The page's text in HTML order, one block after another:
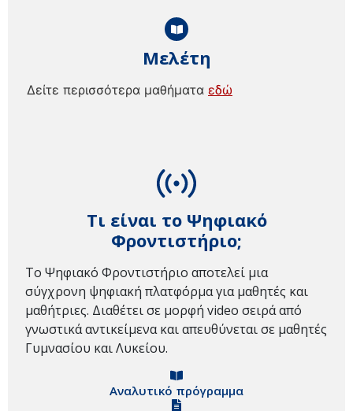
Τι είναι το Ψηφιακό
Φροντιστήριο;
Το Ψηφιακό Φροντιστήριο αποτελεί μια
σύγχρονη ψηφιακή πλατφόρμα για μαθητές και
μαθήτριες. Διαθέτει σε μορφή video σειρά από
γνωστικά αντικείμενα και απευθύνεται σε μαθητές
Γυμνασίου και Λυκείου.
Αναλυτικό πρόγραμμα
Μελέτη
Δείτε περισσότερα μαθήματα εδώ